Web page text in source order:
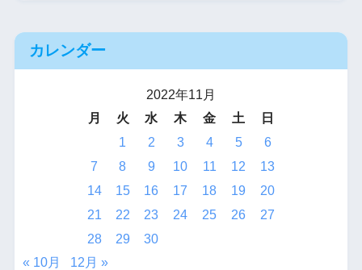
カレンダー
2022年11月
月
火 水 木 金 土
日
1
2 3 4 5
6
7
8 9 10 11 12
13
14
15 16 17 18 19
20
21
22 23 24 25 26
27
28
29
30
« 10月
12月 »